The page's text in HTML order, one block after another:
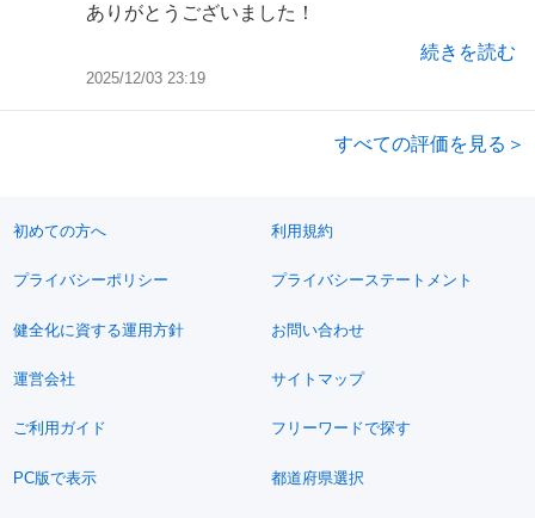
ありがとうございました！
続きを読む
2025/12/03 23:19
すべての評価を見る＞
初めての方へ 利用規約
プライバシーポリシー プライバシーステートメント
健全化に資する運用方針 お問い合わせ
運営会社 サイトマップ
ご利用ガイド フリーワードで探す
PC版で表示 都道府県選択